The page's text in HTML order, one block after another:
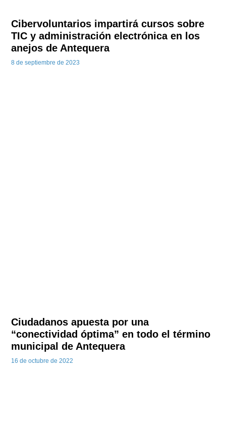
Cibervoluntarios impartirá cursos sobre
TIC y administración electrónica en los
anejos de Antequera
8 de septiembre de 2023
Ciudadanos apuesta por una
“conectividad óptima” en todo el término
municipal de Antequera
16 de octubre de 2022